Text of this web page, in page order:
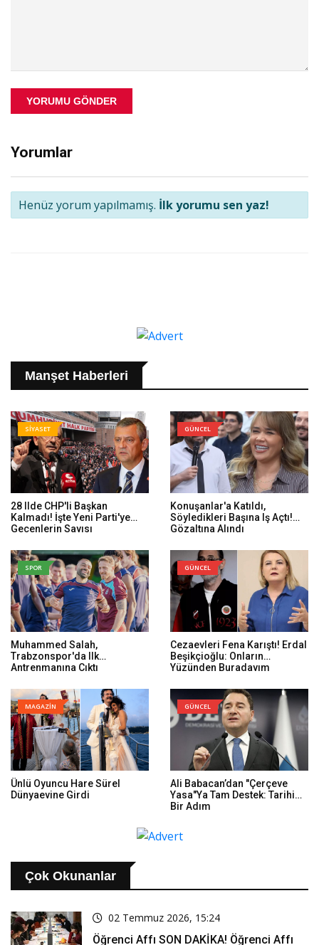
YORUMU GÖNDER
Yorumlar
Henüz yorum yapılmamış. İlk yorumu sen yaz!
Manşet Haberleri
SİYASET
28 Ilde CHP'li Başkan
Kalmadı! İşte Yeni Parti'ye
Geçenlerin Sayısı
GÜNCEL
Konuşanlar'a Katıldı,
Söyledikleri Başına Iş Açtı!
Gözaltına Alındı
SPOR
Muhammed Salah,
Trabzonspor'da Ilk
Antrenmanına Çıktı
GÜNCEL
Cezaevleri Fena Karıştı! Erdal
Beşikçioğlu: Onların
Yüzünden Buradayım
MAGAZİN
Ünlü Oyuncu Hare Sürel
Dünyaevine Girdi
GÜNCEL
Ali Babacan’dan "Çerçeve
Yasa"ya Tam Destek: Tarihi
Bir Adım
Çok Okunanlar
02 Temmuz 2026, 15:24
Öğrenci Affı SON DAKİKA! Öğrenci Affı